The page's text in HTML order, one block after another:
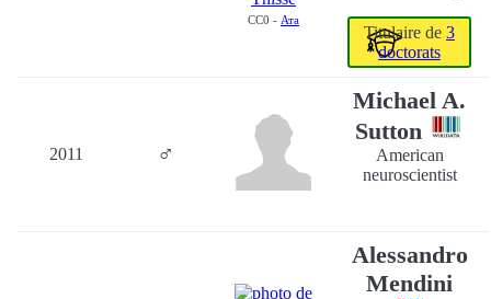
CC0 - Ата
Titulaire de 3
doctorats
2011 ♂
Michael A.
Sutton
American
neuroscientist
Alessandro
Mendini